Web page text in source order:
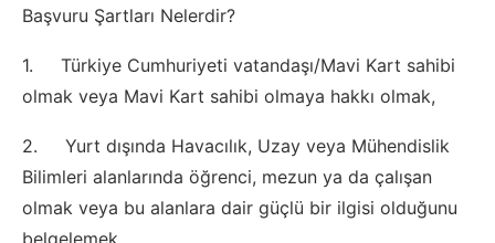
Başvuru Şartları Nelerdir?
1. Türkiye Cumhuriyeti vatandaşı/Mavi Kart sahibi
olmak veya Mavi Kart sahibi olmaya hakkı olmak,
2. Yurt dışında Havacılık, Uzay veya Mühendislik
Bilimleri alanlarında öğrenci, mezun ya da çalışan
olmak veya bu alanlara dair güçlü bir ilgisi olduğunu
belgelemek